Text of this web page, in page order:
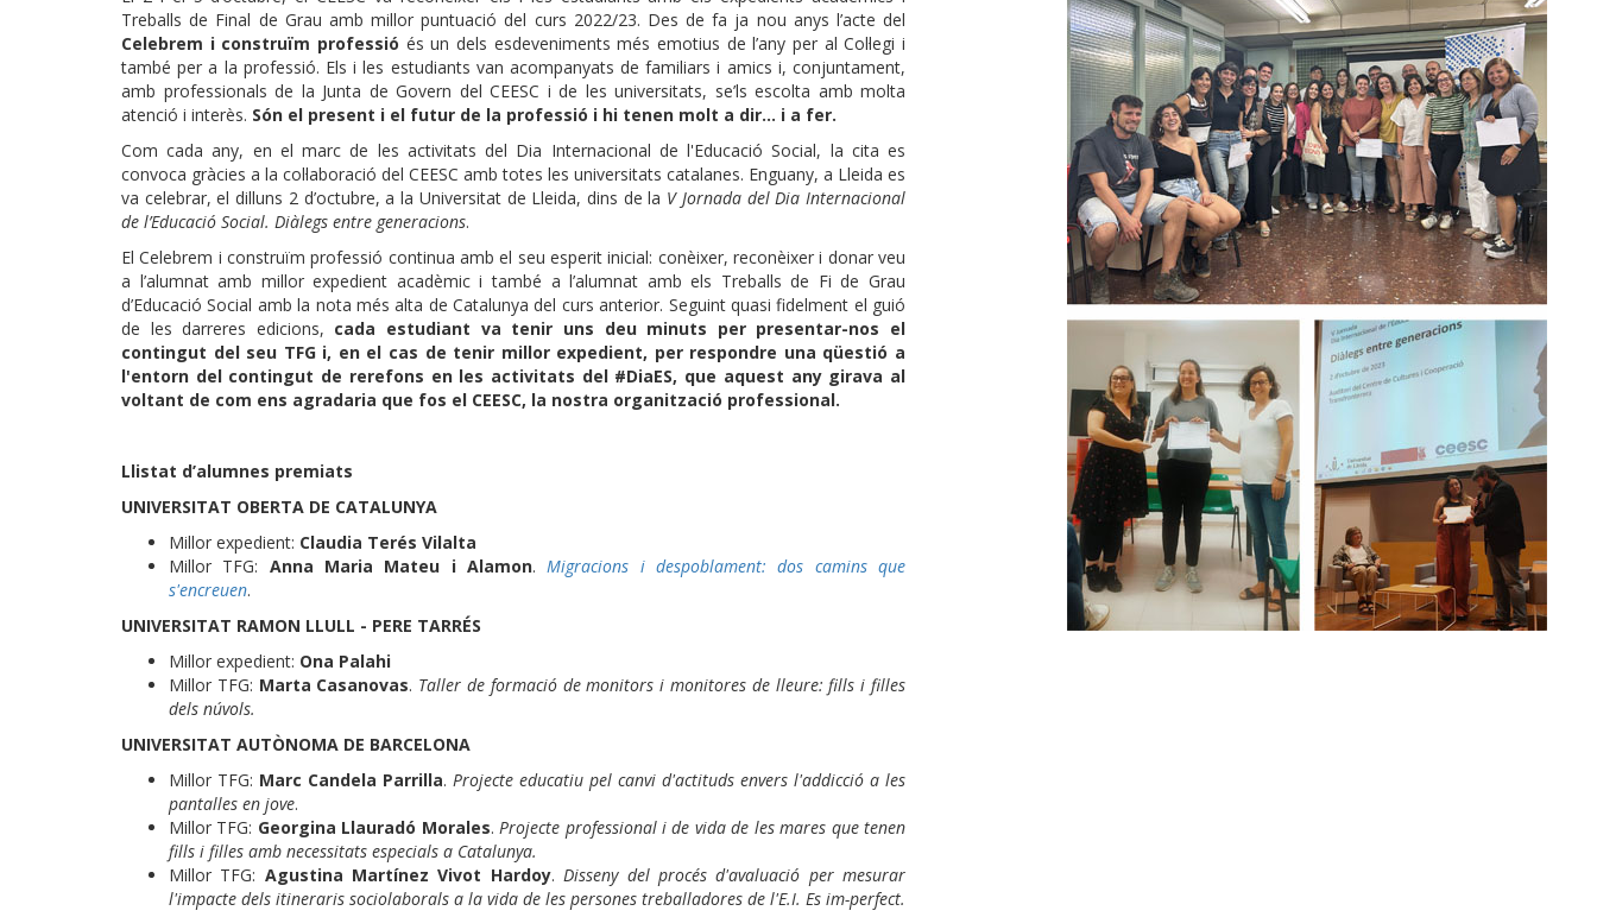
Treballs de Final de Grau amb millor puntuació del curs 2022/23. Des de fa ja nou anys l’acte del
Celebrem i construïm professió és un dels esdeveniments més emotius de l’any per al Col·legi i
també per a la professió. Els i les estudiants van acompanyats de familiars i amics i, conjuntament,
amb professionals de la Junta de Govern del CEESC i de les universitats, se’ls escolta amb molta
atenció i interès. Són el present i el futur de la professió i hi tenen molt a dir... i a fer.
Com cada any, en el marc de les activitats del Dia Internacional de l'Educació Social, la cita es
convoca gràcies a la col·laboració del CEESC amb totes les universitats catalanes. Enguany, a Lleida es
va celebrar, el dilluns 2 d’octubre, a la Universitat de Lleida, dins de la V Jornada del Dia Internacional
de l’Educació Social. Diàlegs entre generacions.
El Celebrem i construïm professió continua amb el seu esperit inicial: conèixer, reconèixer i donar veu
a l’alumnat amb millor expedient acadèmic i també a l’alumnat amb els Treballs de Fi de Grau
d’Educació Social amb la nota més alta de Catalunya del curs anterior. Seguint quasi fidelment el guió
de les darreres edicions, cada estudiant va tenir uns deu minuts per presentar-nos el
contingut del seu TFG i, en el cas de tenir millor expedient, per respondre una qüestió a
l'entorn del contingut de rerefons en les activitats del #DiaES, que aquest any girava al
voltant de com ens agradaria que fos el CEESC, la nostra organització professional.
Llistat d’alumnes premiats
UNIVERSITAT OBERTA DE CATALUNYA
Millor expedient: Claudia Terés Vilalta
Millor TFG: Anna Maria Mateu i Alamon.Migracions i despoblament: dos camins que
s'encreuen.
UNIVERSITAT RAMON LLULL - PERE TARRÉS
Millor expedient: Ona Palahi
Millor TFG: Marta Casanovas. Taller de formació de monitors i monitores de lleure: fills i filles
dels núvols.
UNIVERSITAT AUTÒNOMA DE BARCELONA
Millor TFG: Marc Candela Parrilla. Projecte educatiu pel canvi d'actituds envers l'addicció a les
pantalles en jove.
Millor TFG: Georgina Llauradó Morales. Projecte professional i de vida de les mares que tenen
fills i filles amb necessitats especials a Catalunya.
Millor TFG: Agustina Martínez Vivot Hardoy.Disseny del procés d'avaluació per mesurar
l'impacte dels itineraris sociolaborals a la vida de les persones treballadores de l'E.I. Es im-perfect.